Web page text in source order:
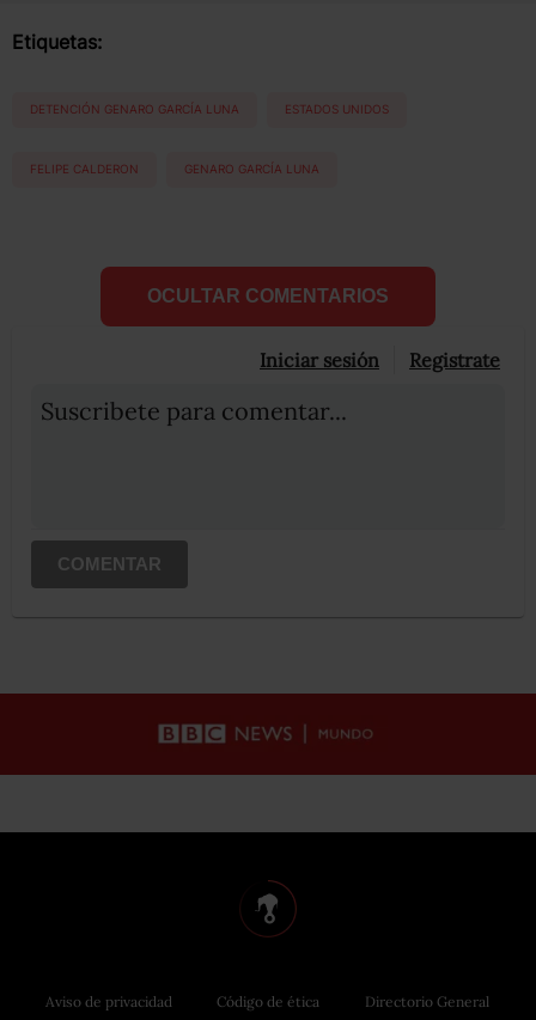
Etiquetas:
DETENCIÓN GENARO GARCÍA LUNA ESTADOS UNIDOS
FELIPE CALDERON GENARO GARCÍA LUNA
OCULTAR COMENTARIOS
Iniciar sesión Registrate
Suscribete para comentar...
COMENTAR
Aviso de privacidad Código de ética Directorio General